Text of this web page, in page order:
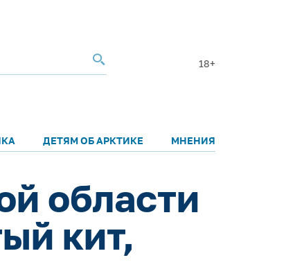
18+
ДЕТЯМ ОБ АРКТИКЕ МНЕНИЯ
области
кит,